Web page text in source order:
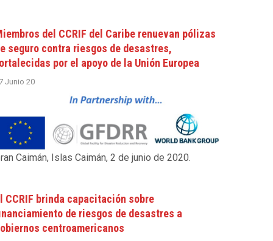
del CCRIF del Caribe renuevan pólizas
seguro contra riesgos de desastres,
por el apoyo de la Unión Europea
Junio 20
Caimán, Islas Caimán, 2 de junio de 2020.
CCRIF brinda capacitación sobre
de riesgos de desastres a
centroamericanos